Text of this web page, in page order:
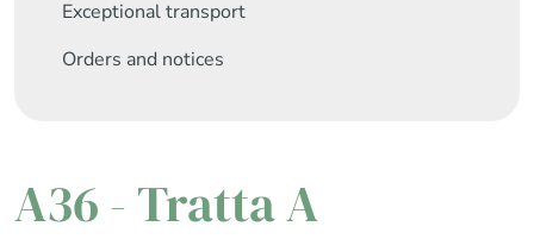
Exceptional transport
Orders and notices
A36 - Tratta A